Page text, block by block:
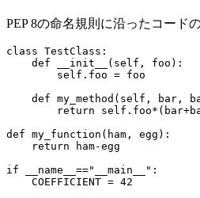
PEP 8の命名規則に沿ったコード
class TestClass :
def
__init__ ( self , foo ):
self . foo = foo
def my_method ( self , bar ,
return
self . foo* ( bar+
def my_function ( ham , egg ):
return
ham-egg
if
__name__ =="__main__" :
COEFFICIENT = 42